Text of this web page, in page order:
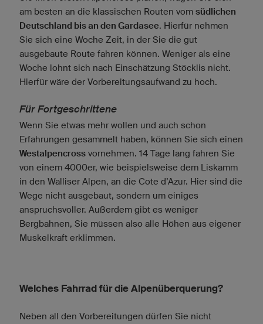
am besten an die klassischen Routen vom südlichen
Deutschland bis an den Gardasee. Hierfür nehmen
Sie sich eine Woche Zeit, in der Sie die gut
ausgebaute Route fahren können. Weniger als eine
Woche lohnt sich nach Einschätzung Stöcklis nicht.
Hierfür wäre der Vorbereitungsaufwand zu hoch.
Für Fortgeschrittene
Wenn Sie etwas mehr wollen und auch schon
Erfahrungen gesammelt haben, können Sie sich einen
Westalpencross vornehmen. 14 Tage lang fahren Sie
von einem 4000er, wie beispielsweise dem Liskamm
in den Walliser Alpen, an die Cote d’Azur. Hier sind die
Wege nicht ausgebaut, sondern um einiges
anspruchsvoller. Außerdem gibt es weniger
Bergbahnen, Sie müssen also alle Höhen aus eigener
Muskelkraft erklimmen.
Welches Fahrrad für die Alpenüberquerung?
Neben all den Vorbereitungen dürfen Sie nicht